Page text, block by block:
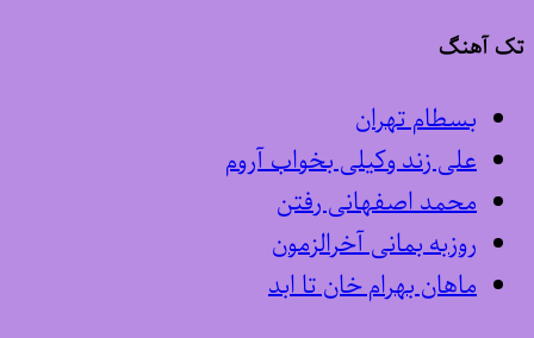
تک آهنگ
بسطام تهران
علی زند وکیلی بخواب آروم
محمد اصفهانی رفتن
روزبه بمانی آخرالزمون
ماهان بهرام خان تا ابد